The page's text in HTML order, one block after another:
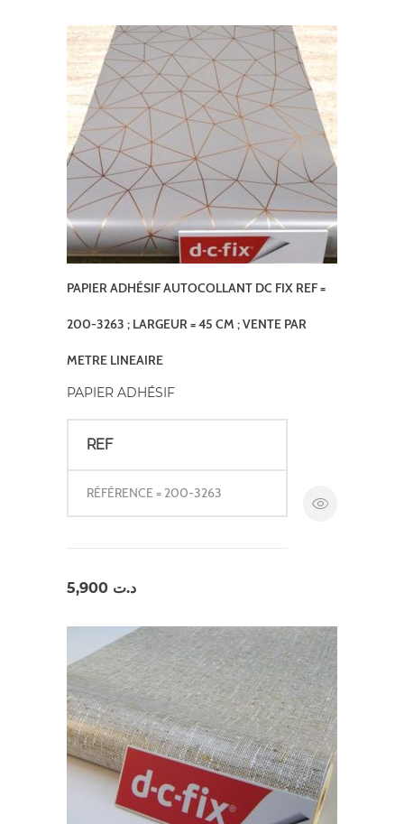
PAPIER ADHÉSIF AUTOCOLLANT DC FIX REF =
200-3263 ; LARGEUR = 45 CM ; VENTE PAR
METRE LINEAIRE
PAPIER ADHÉSIF
REF
RÉFÉRENCE = 200-3263
د.ت